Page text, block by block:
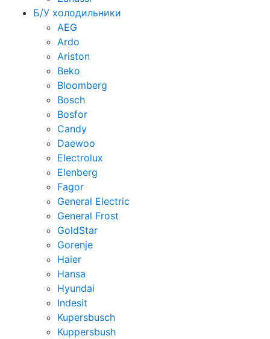
Б/У холодильники
AEG
Ardo
Ariston
Beko
Bloomberg
Bosch
Bosfor
Candy
Daewoo
Electrolux
Elenberg
Fagor
General Electric
General Frost
GoldStar
Gorenje
Haier
Hansa
Hyundai
Indesit
Kupersbusch
Kuppersbush